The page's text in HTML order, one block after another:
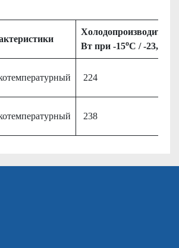
Вт при -15оС / -23,3
224
238